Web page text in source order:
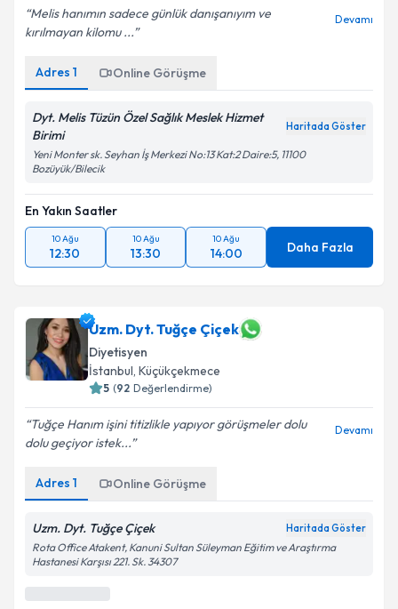
Melis hanımın sadece günlük danışanıyım ve
kırılmayan kilomu ...
Devamı
Adres 1 Online Görüşme
Dyt. Melis Tüzün Özel Sağlık Meslek Hizmet
Birimi
Haritada Göster
Yeni Monter sk. Seyhan İş Merkezi No:13 Kat:2 Daire:5, 11100
Bozüyük/Bilecik
En Yakın Saatler
10 Ağu
12:30
10 Ağu
13:30
10 Ağu
14:00 Daha Fazla
Uzm. Dyt. Tuğçe Çiçek
Diyetisyen
İstanbul, Küçükçekmece
5 (92 Değerlendirme)
Tuğçe Hanım işini titizlikle yapıyor görüşmeler dolu
dolu geçiyor istek...
Devamı
Adres 1 Online Görüşme
Uzm. Dyt. Tuğçe Çiçek Haritada Göster
Rota Office Atakent, Kanuni Sultan Süleyman Eğitim ve Araştırma
Hastanesi Karşısı 221. Sk. 34307